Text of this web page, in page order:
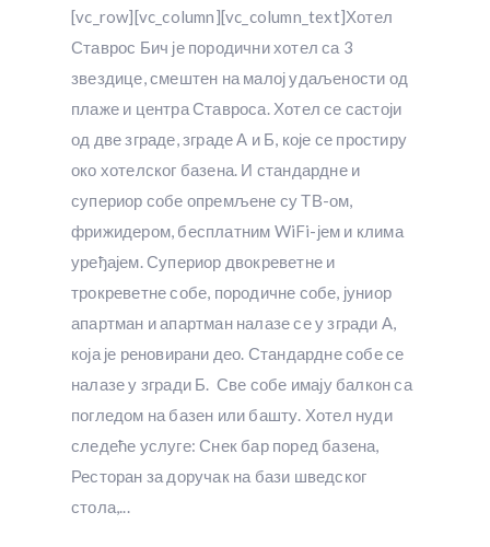
[vc_row][vc_column][vc_column_text]Хотел
Ставрос Бич је породични хотел са 3
звездице, смештен на малој удаљености од
плаже и центра Ставроса. Хотел се састоји
од две зграде, зграде А и Б, које се простиру
око хотелског базена. И стандардне и
супериор собе опремљене су ТВ-ом,
фрижидером, бесплатним WiFi-јем и клима
уређајем. Супериор двокреветне и
трокреветне собе, породичне собе, јуниор
апартман и апартман налазе се у згради А,
која је реновирани део. Стандардне собе се
налазе у згради Б. Све собе имају балкон са
погледом на базен или башту. Хотел нуди
следеће услуге: Снек бар поред базена,
Ресторан за доручак на бази шведског
стола,...